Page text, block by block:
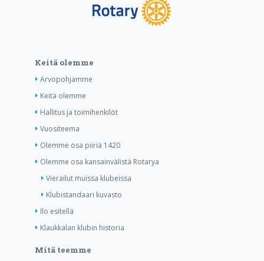
Keitä olemme
Arvopohjamme
Keitä olemme
Hallitus ja toimihenkilöt
Vuositeema
Olemme osa piiriä 1420
Olemme osa kansainvälistä Rotarya
Vierailut muissa klubeissa
Klubistandaari kuvasto
Ilo esitellä
Klaukkalan klubin historia
Mitä teemme